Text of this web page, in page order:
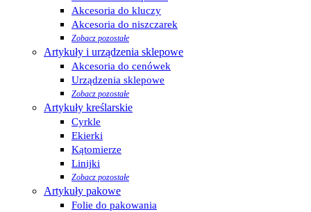
Akcesoria do kluczy
Akcesoria do niszczarek
Zobacz pozostałe
Artykuły i urządzenia sklepowe
Akcesoria do cenówek
Urządzenia sklepowe
Zobacz pozostałe
Artykuły kreślarskie
Cyrkle
Ekierki
Kątomierze
Linijki
Zobacz pozostałe
Artykuły pakowe
Folie do pakowania